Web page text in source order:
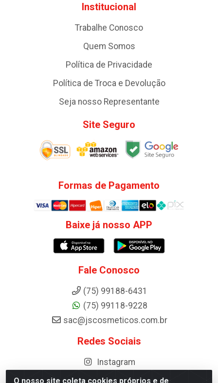
O nosso site coleta cookies próprios e de
Institucional
Trabalhe Conosco
Quem Somos
Política de Privacidade
Política de Troca e Devolução
Seja nosso Representante
Site Seguro
Formas de Pagamento
Baixe já nosso APP
Fale Conosco
(75) 99188-6431
(75) 99118-9228
sac@jscosmeticos.com.br
Redes Sociais
Instagram